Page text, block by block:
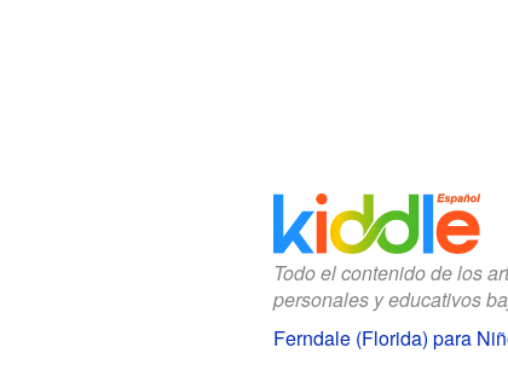
Todo el contenido de los
personales y educativos
Ferndale (Florida) para